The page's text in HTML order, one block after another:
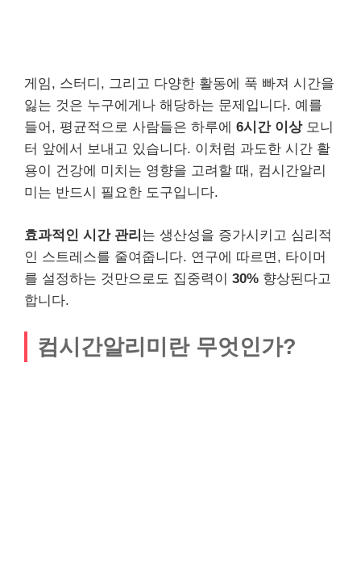
게임, 스터디, 그리고 다양한 활동에 푹 빠져 시간을
잃는 것은 누구에게나 해당하는 문제입니다. 예를
들어, 평균적으로 사람들은 하루에 6시간 이상모니
터 앞에서 보내고 있습니다. 이처럼 과도한 시간 활
용이 건강에 미치는 영향을 고려할 때, 컴시간알리
미는 반드시 필요한 도구입니다.
효과적인 시간 관리 는 생산성을 증가시키고 심리적
인 스트레스를 줄여줍니다. 연구에 따르면, 타이머
를 설정하는 것만으로도 집중력이 30% 향상된다고
합니다.
컴시간알리미란 무엇인가?